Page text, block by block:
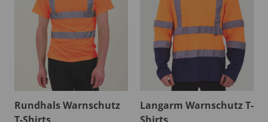
Rundhals Warnschutz
Langarm Warnschutz T-